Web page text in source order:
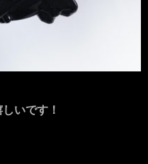
いです！